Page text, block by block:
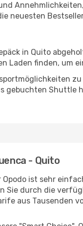
neuesten
in Quito
Laden finden, um
gebuchten
- Quito
ist sehr
Sie durch die
aus Tausenden